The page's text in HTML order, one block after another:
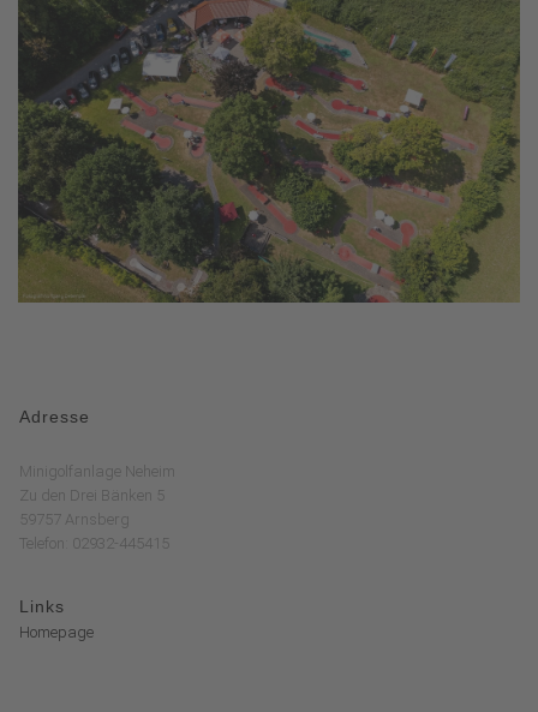
Adresse
Minigolfanlage Neheim
Zu den Drei Bänken 5
59757 Arnsberg
Telefon: 02932-445415
Links
Homepage